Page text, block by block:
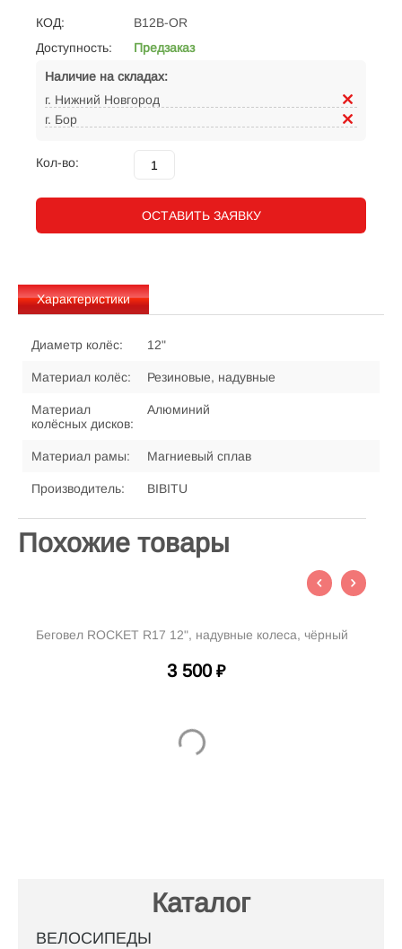
КОД:
B12B-OR
Доступность:
Предзаказ
Наличие на складах:
г. Нижний Новгород
г. Бор
Кол-во:
ОСТАВИТЬ ЗАЯВКУ
Характеристики
Диаметр колёс: 12"
Материал колёс: Резиновые, надувные
Материал
колёсных дисков:
Алюминий
Материал рамы: Магниевый сплав
Производитель: BIBITU
Похожие товары
Беговел ROCKET R17 12", надувные колеса, чёрный
3 500 ₽
Каталог
ВЕЛОСИПЕДЫ